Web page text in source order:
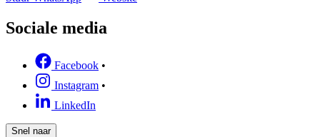
Sociale media
Facebook •
Instagram •
LinkedIn
Snel naar